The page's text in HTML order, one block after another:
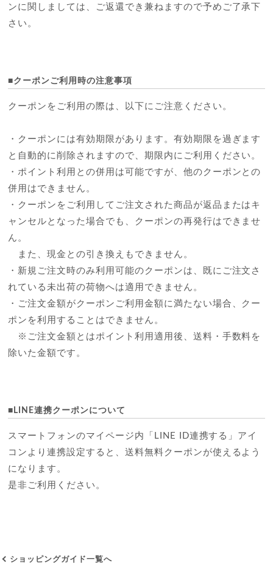
ンに関しましては、ご返還でき兼ねますので予めご了承下
さい。
■クーポンご利用時の注意事項
クーポンをご利用の際は、以下にご注意ください。
・クーポンには有効期限があります。有効期限を過ぎます
と自動的に削除されますので、期限内にご利用ください。
・ポイント利用との併用は可能ですが、他のクーポンとの
併用はできません。
・クーポンをご利用してご注文された商品が返品またはキ
ャンセルとなった場合でも、クーポンの再発行はできませ
ん。
また、現金との引き換えもできません。
・新規ご注文時のみ利用可能のクーポンは、既にご注文さ
れている未出荷の荷物へは適用できません。
・ご注文金額がクーポンご利用金額に満たない場合、クー
ポンを利用することはできません。
※ご注文金額とはポイント利用適用後、送料・手数料を
除いた金額です。
■LINE連携クーポンについて
スマートフォンのマイページ内「LINE ID連携する」アイ
コンより連携設定すると、送料無料クーポンが使えるよう
になります。
是非ご利用ください。
ショッピングガイド一覧へ